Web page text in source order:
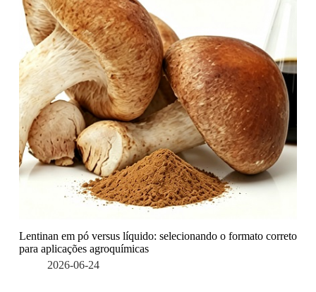
Lentinan em pó versus líquido: selecionando o formato correto
para aplicações agroquímicas
2026-06-24